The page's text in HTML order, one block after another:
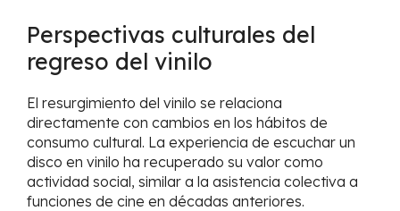
Perspectivas culturales del
regreso del vinilo
El resurgimiento del vinilo se relaciona
directamente con cambios en los hábitos de
consumo cultural. La experiencia de escuchar un
disco en vinilo ha recuperado su valor como
actividad social, similar a la asistencia colectiva a
funciones de cine en décadas anteriores.